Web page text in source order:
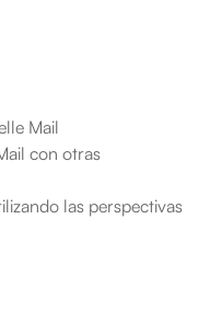
Mail
con otras
las perspectivas